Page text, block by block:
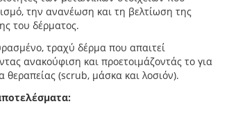
την ανανέωση και τη βελτίωση της
του δέρματος.
τραχύ δέρμα που απαιτεί
ανακούφιση και προετοιμάζοντάς το για
θεραπείας (scrub, μάσκα και λοσιόν).